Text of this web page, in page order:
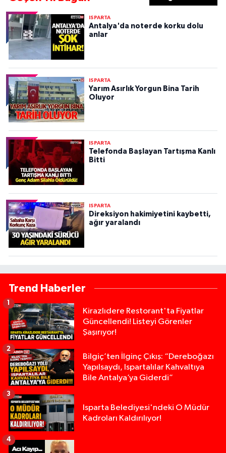
ISPARTA
Antalya'da noterde korku dolu
anlar
ISPARTA
Yarım Asırlık Yorgun Bina Tarih
Oluyor
ISPARTA
Telefonda Başlayan Tartışma Kanlı
Bitti
ISPARTA
Direksiyon hakimiyetini kaybetti,
ağır yaralandı
Trend Haberler
Kirazlıdere Restorant'ta Fiyatlar
Güncellendi! Listeyi Görenler
Şaşırıyor!
1
Bilgiç’ten İlginç Çıkış: “Dereboğazı
Yapılsaydı, Ispartalılar Kahvaltıya
Bile Antalya’ya Giderdi”
2
Isparta Belediyesi'ndeki O Müdür
Kadroları Kaldırılıyor!
3
4